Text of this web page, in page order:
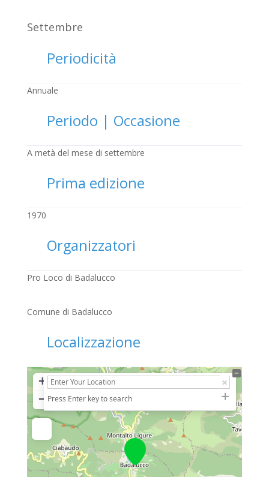
Settembre
Periodicità
Annuale
Periodo | Occasione
A metà del mese di settembre
Prima edizione
1970
Organizzatori
Pro Loco di Badalucco
Comune di Badalucco
Localizzazione
+
− Press Enter key to search